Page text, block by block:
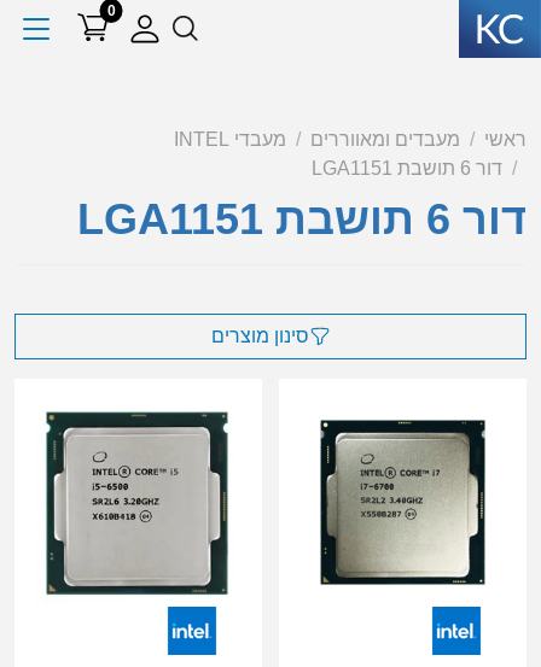
0
ראשי מעבדים ומאווררים
מעבדי INTEL
דור 6 תושבת LGA1151
דור 6 תושבת LGA1151
סינון מוצרים